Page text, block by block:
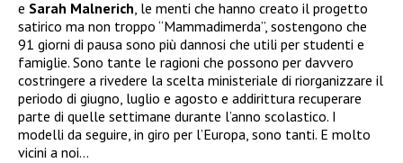
e Sarah Malnerich, le menti che hanno creato il progetto
satirico ma non troppo “Mammadimerda”, sostengono che
91 giorni di pausa sono più dannosi che utili per studenti e
famiglie. Sono tante le ragioni che possono per davvero
costringere a rivedere la scelta ministeriale di riorganizzare il
periodo di giugno, luglio e agosto e addirittura recuperare
parte di quelle settimane durante l’anno scolastico. I
modelli da seguire, in giro per l’Europa, sono tanti. E molto
vicini a noi…